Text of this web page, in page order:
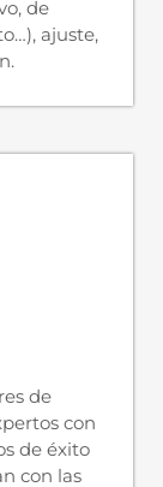
de
ajuste,
de
con
de éxito
con las